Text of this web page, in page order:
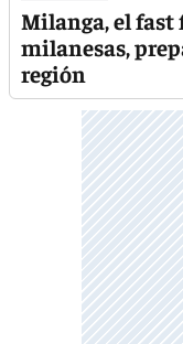
Milanga, el fast
milanesas,
región